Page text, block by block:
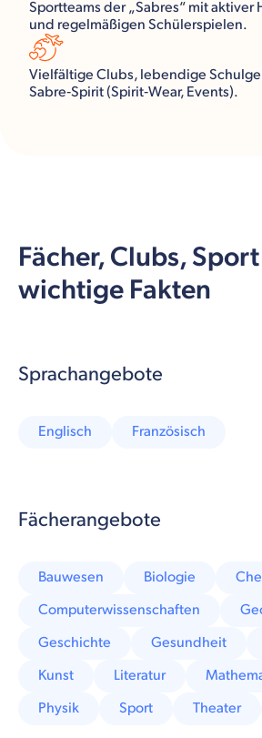
Sportteams der „Sabres“ mit aktiver
und regelmäßigen Schülerspielen.
Vielfältige Clubs, lebendige
Sabre‑Spirit (Spirit‑Wear, Events).
Fächer, Clubs,
wichtige Fakten
Sprachangebote
Englisch Französisch
Fächerangebote
Bauwesen Biologie
Computerwissenschaften
Geschichte
Gesundheit
Kunst
Literatur
Physik
Sport Theater